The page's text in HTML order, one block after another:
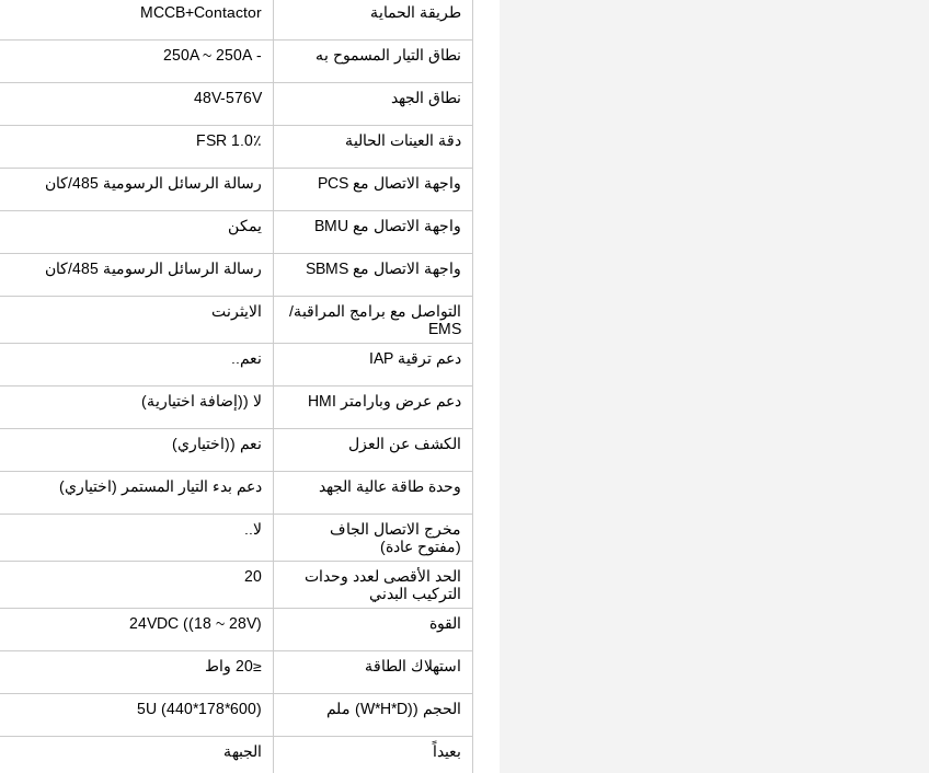
طريقة الحماية MCCB+Contactor
نطاق التيار المسموح به - 250A ~ 250A
نطاق الجهد 48V-576V
دقة العينات الحالية 1.0٪ FSR
واجهة الاتصال مع PCS رسالة الرسائل الرسومية 485/كان
واجهة الاتصال مع BMU يمكن
واجهة الاتصال مع SBMS رسالة الرسائل الرسومية 485/كان
التواصل مع برامج المراقبة/
EMS
الايثرنت
دعم ترقية IAP نعم..
دعم عرض وبارامتر HMI لا ((إضافة اختيارية)
الكشف عن العزل نعم ((اختياري)
وحدة طاقة عالية الجهد دعم بدء التيار المستمر (اختياري)
مخرج الاتصال الجاف
(مفتوح عادة)
لا..
الحد الأقصى لعدد وحدات
التركيب البدني
20
القوة 24VDC ((18 ~ 28V)
استهلاك الطاقة ≤20 واط
الحجم ((W*H*D) ملم 5U (440*178*600)
بعيداً الجبهة